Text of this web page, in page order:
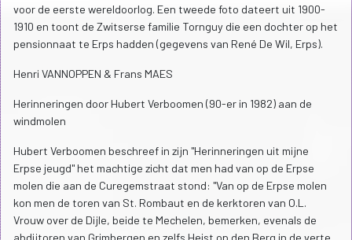
voor de eerste wereldoorlog. Een tweede foto dateert uit 1900-
1910 en toont de Zwitserse familie Tornguy die een dochter op het
pensionnaat te Erps hadden (gegevens van René De Wil, Erps).
Henri VANNOPPEN & Frans MAES
Herinneringen door Hubert Verboomen (90-er in 1982) aan de
windmolen
Hubert Verboomen beschreef in zijn "Herinneringen uit mijne
Erpse jeugd" het machtige zicht dat men had van op de Erpse
molen die aan de Curegemstraat stond: "Van op de Erpse molen
kon men de toren van St. Rombaut en de kerktoren van O.L.
Vrouw over de Dijle, beide te Mechelen, bemerken, evenals de